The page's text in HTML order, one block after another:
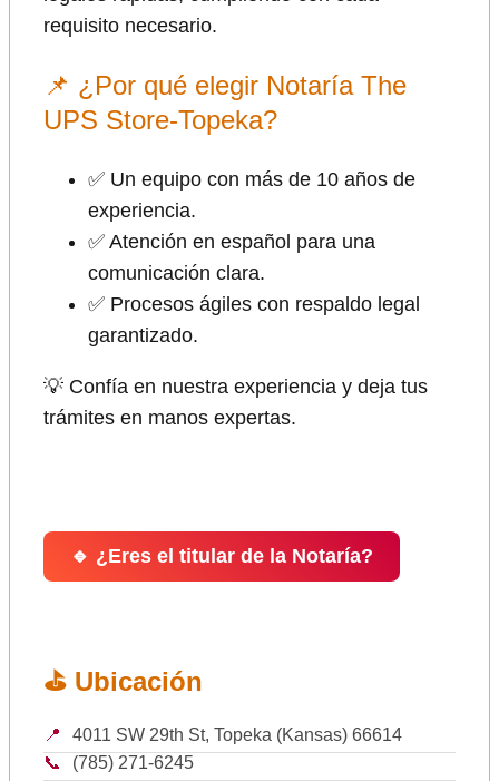
requisito necesario.
📌 ¿Por qué elegir Notaría The
UPS Store-Topeka?
✅ Un equipo con más de 10 años de
experiencia.
✅ Atención en español para una
comunicación clara.
✅ Procesos ágiles con respaldo legal
garantizado.
💡 Confía en nuestra experiencia y deja tus
trámites en manos expertas.
🔹 ¿Eres el titular de la Notaría?
⛳ Ubicación
📍
4011 SW 29th St, Topeka (Kansas) 66614
📞
(785) 271-6245